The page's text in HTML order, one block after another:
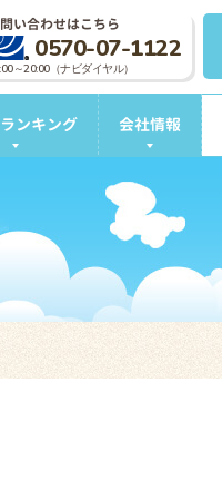
い合わせはこちら
0570-07-1122
～20:00（ナビダイヤル）
ンキング 会社情報